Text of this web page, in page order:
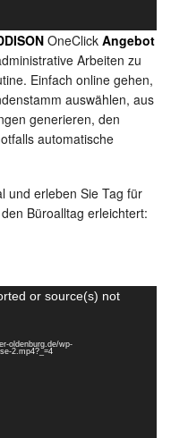
OneClick Angebot
Arbeiten zu
Einfach online gehen,
auswählen, aus
generieren, den
automatische
und erleben Sie Tag für
Büroalltag erleichtert:
or source(s) not
oldenburg.de/wp-
2.mp4?_=4